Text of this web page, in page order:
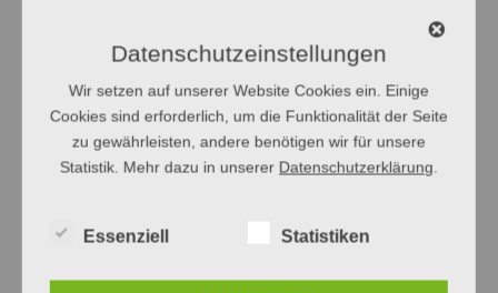
39100 Bozen/Italien
Tel. +39 0471 313820, Fax +39 0471 313888
E-Mail:sprache@kulturinstitut.org
Datenschutzeinstellungen
Wir setzen auf unserer Website Cookies ein. Einige
Cookies sind erforderlich, um die Funktionalität der Seite
zu gewährleisten, andere benötigen wir für unsere
Statistik. Mehr dazu in unserer Datenschutzerklärung
Essenziell Statistiken